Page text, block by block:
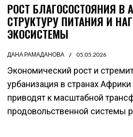
РОСТ БЛАГОСОСТОЯНИЯ В
СТРУКТУРУ ПИТАНИЯ И
ЭКОСИСТЕМЫ
ДАНА РАМАДАНОВА 05.05.2026
Экономический рост и
урбанизация в странах
приводят к масштабной
продовольственной системы